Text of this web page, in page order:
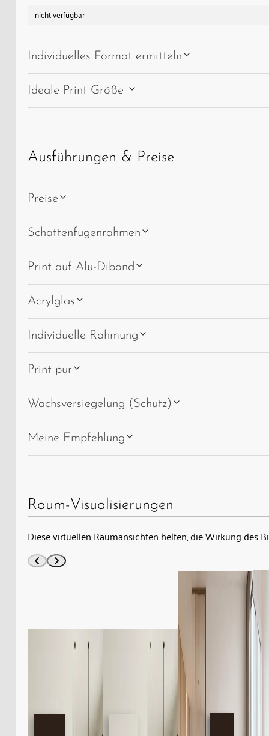
Passstraße.
nicht verfügbar
Individuelles Format ermitteln
Ideale Print Größe
Ausführungen & Preise
Preise
Schattenfugenrahmen
Print auf Alu-Dibond
Acrylglas
Individuelle Rahmung
Print pur
Wachsversiegelung (Schutz)
Meine Empfehlung
Raum-Visualisierungen
Diese virtuellen Raumansichten helfen, die Wirkung des